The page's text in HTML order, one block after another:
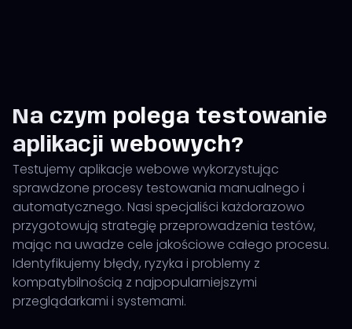
Na czym polega testowanie
aplikacji webowych?
Testujemy aplikacje webowe wykorzystując
sprawdzone procesy testowania manualnego i
automatycznego. Nasi specjaliści każdorazowo
przygotowują strategię przeprowadzenia testów,
mając na uwadze cele jakościowe całego procesu.
Identyfikujemy błędy, ryzyka i problemy z
kompatybilnością z najpopularniejszymi
przeglądarkami i systemami.